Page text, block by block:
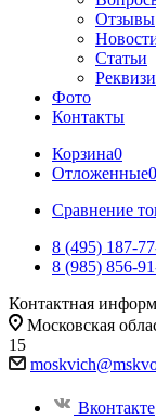
Отзывы
Статьи
Фото
Контакты
Корзина0
Отложенные0
Сравнение
8 (495) 187-
8 (985) 856-
Контактная
Московская
15
Вконтакте